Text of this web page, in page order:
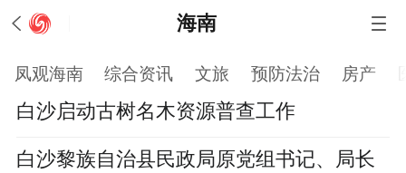
海南
凤观海南 综合资讯 文旅 预防法治 房产
白沙启动古树名木资源普查工作
白沙黎族自治县民政局原党组书记、局长